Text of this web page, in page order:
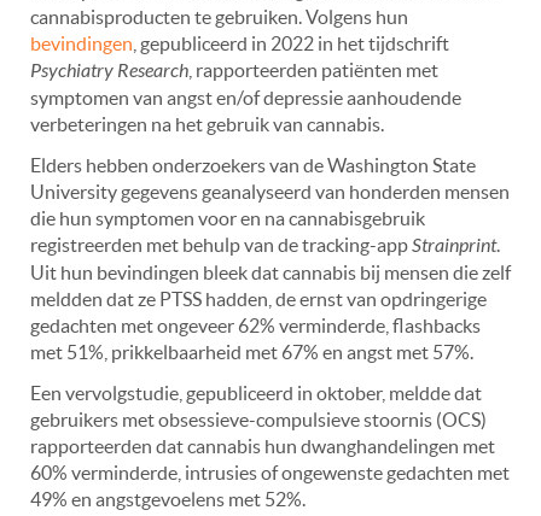
cannabisproducten te gebruiken. Volgens hun
bevindingen , gepubliceerd in 2022 in het tijdschrift
Psychiatry Research , rapporteerden patiënten met
symptomen van angst en/of depressie aanhoudende
verbeteringen na het gebruik van cannabis.
Elders hebben onderzoekers van de Washington State
University gegevens geanalyseerd van honderden mensen
die hun symptomen voor en na cannabisgebruik
registreerden met behulp van de tracking-appStrainprint.
Uit hun bevindingen bleek dat cannabis bij mensen die zelf
meldden dat ze PTSS hadden, de ernst van opdringerige
gedachten met ongeveer 62% verminderde, flashbacks
met 51%, prikkelbaarheid met 67% en angst met 57%.
Een vervolgstudie, gepubliceerd in oktober, meldde dat
gebruikers met obsessieve-compulsieve stoornis (OCS)
rapporteerden dat cannabis hun dwanghandelingen met
60% verminderde, intrusies of ongewenste gedachten met
49% en angstgevoelens met 52%.